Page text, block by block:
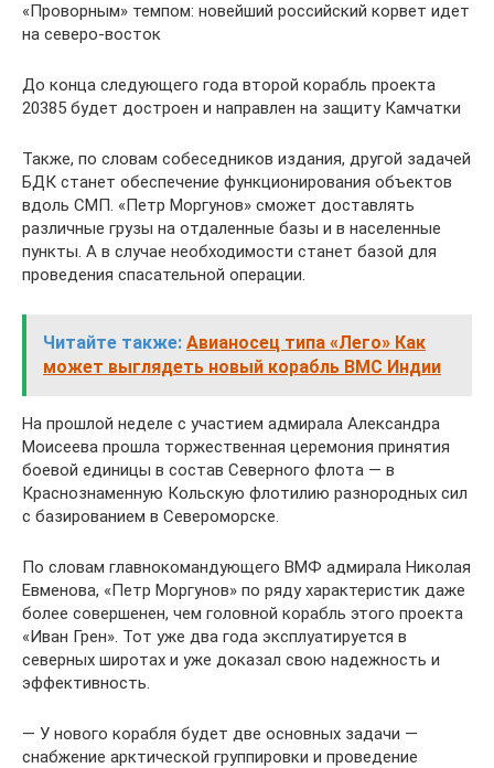
«Проворным» темпом: новейший российский корвет идет
на северо-восток
До конца следующего года второй корабль проекта
20385 будет достроен и направлен на защиту Камчатки
Также, по словам собеседников издания, другой задачей
БДК станет обеспечение функционирования объектов
вдоль СМП. «Петр Моргунов» сможет доставлять
различные грузы на отдаленные базы и в населенные
пункты. А в случае необходимости станет базой для
проведения спасательной операции.
Читайте также: Авианосец типа «Лего» Как
может выглядеть новый корабль ВМС Индии
На прошлой неделе с участием адмирала Александра
Моисеева прошла торжественная церемония принятия
боевой единицы в состав Северного флота — в
Краснознаменную Кольскую флотилию разнородных сил
с базированием в Североморске.
По словам главнокомандующего ВМФ адмирала Николая
Евменова, «Петр Моргунов» по ряду характеристик даже
более совершенен, чем головной корабль этого проекта
«Иван Грен». Тот уже два года эксплуатируется в
северных широтах и уже доказал свою надежность и
эффективность.
— У нового корабля будет две основных задачи —
снабжение арктической группировки и проведение